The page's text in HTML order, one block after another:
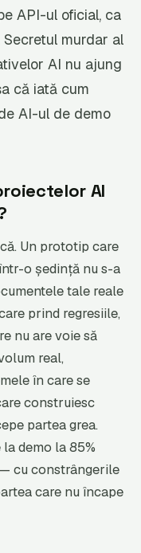
API-ul oficial, ca
Secretul murdar al
AI nu ajung
că iată cum
AI-ul de demo
AI
Un prototip care
o ședință nu s-a
tale reale
prind regresiile,
nu are voie să
real,
în care se
construiesc
partea grea.
demo la 85%
cu constrângerile
care nu încape